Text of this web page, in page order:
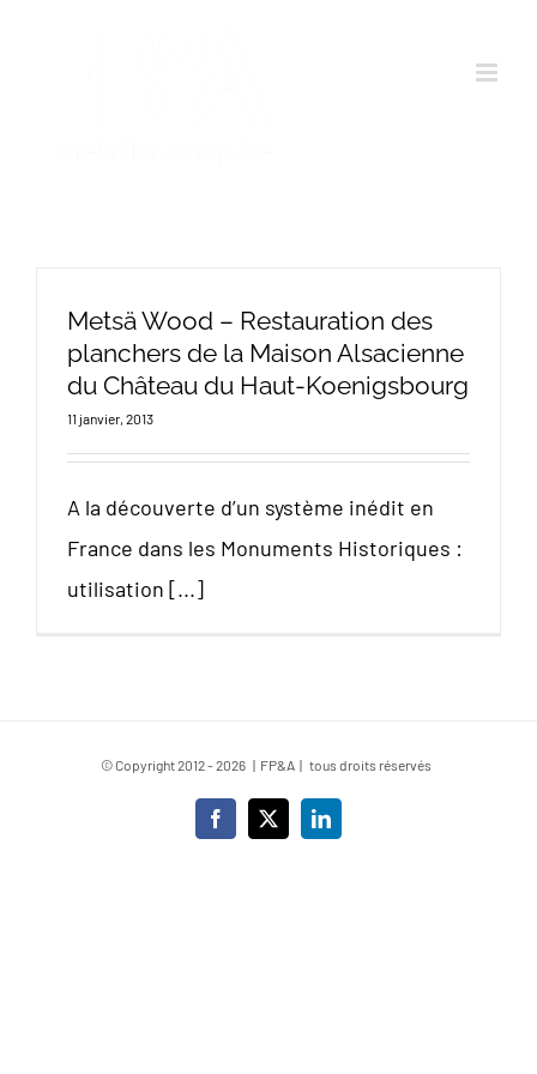
Metsä Wood – Restauration des
planchers de la Maison Alsacienne
du Château du Haut-Koenigsbourg
11 janvier, 2013
A la découverte d’un système inédit en
France dans les Monuments Historiques :
utilisation [...]
© Copyright 2012 -2026 | FP&A | tous droits réservés
Facebook
X LinkedIn